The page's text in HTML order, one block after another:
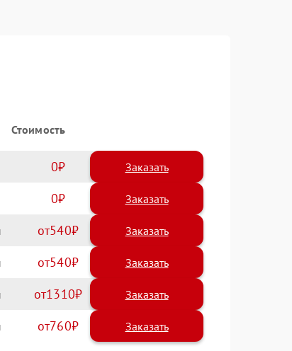
Стоимость
0 Заказать
0 Заказать
540
540
1310
760